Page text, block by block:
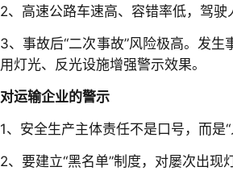
2、高速公路车速高、容错率低，驾
3、事故后“二次事故”风险极高。发
用灯光、反光设施增强警示效果。
对运输企业的警示
1、安全生产主体责任不是口号，而是
2、要建立“黑名单”制度，对屡次出现